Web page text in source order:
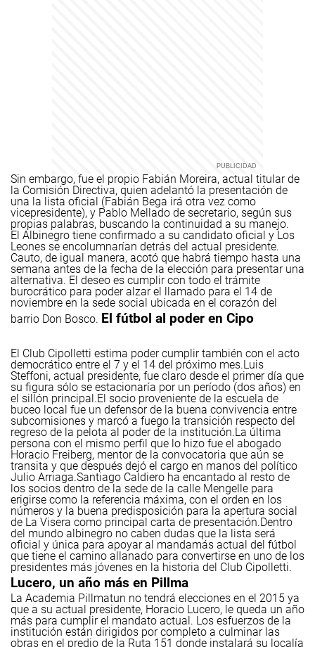
Sin embargo, fue el propio Fabián Moreira, actual titular de
la Comisión Directiva, quien adelantó la presentación de
una la lista oficial (Fabián Bega irá otra vez como
vicepresidente), y Pablo Mellado de secretario, según sus
propias palabras, buscando la continuidad a su manejo.
El Albinegro tiene confirmado a su candidato oficial y Los
Leones se encolumnarían detrás del actual presidente.
Cauto, de igual manera, acotó que habrá tiempo hasta una
semana antes de la fecha de la elección para presentar una
alternativa. El deseo es cumplir con todo el trámite
burocrático para poder alzar el llamado para el 14 de
noviembre en la sede social ubicada en el corazón del
barrio Don Bosco. El fútbol al poder en Cipo
El Club Cipolletti estima poder cumplir también con el acto
democrático entre el 7 y el 14 del próximo mes.Luis
Steffoni, actual presidente, fue claro desde el primer día que
su figura sólo se estacionaría por un período (dos años) en
el sillón principal.El socio proveniente de la escuela de
buceo local fue un defensor de la buena convivencia entre
subcomisiones y marcó a fuego la transición respecto del
regreso de la pelota al poder de la institución.La última
persona con el mismo perfil que lo hizo fue el abogado
Horacio Freiberg, mentor de la convocatoria que aún se
transita y que después dejó el cargo en manos del político
Julio Arriaga.Santiago Caldiero ha encantado al resto de
los socios dentro de la sede de la calle Mengelle para
erigirse como la referencia máxima, con el orden en los
números y la buena predisposición para la apertura social
de La Visera como principal carta de presentación.Dentro
del mundo albinegro no caben dudas que la lista será
oficial y única para apoyar al mandamás actual del fútbol
que tiene el camino allanado para convertirse en uno de los
presidentes más jóvenes en la historia del Club Cipolletti.
Lucero, un año más en Pillma
La Academia Pillmatun no tendrá elecciones en el 2015 ya
que a su actual presidente, Horacio Lucero, le queda un año
más para cumplir el mandato actual. Los esfuerzos de la
institución están dirigidos por completo a culminar las
obras en el predio de la Ruta 151 donde instalará su localía